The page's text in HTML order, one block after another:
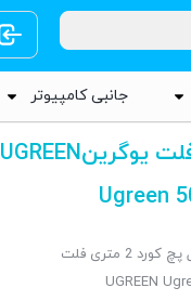
جانبی کامپیوتر
کابل پچ کورد 2 متری فلت یوگرینUGREEN
Ugreen
/ کابل پچ کورد 2 متری فلت